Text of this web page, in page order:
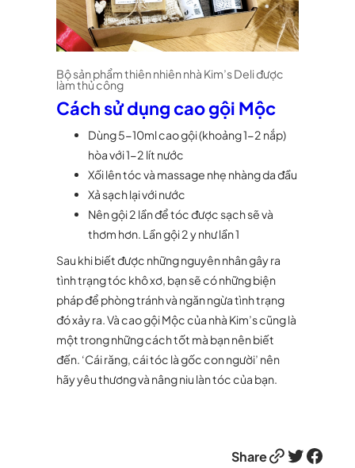
Bộ sản phẩm thiên nhiên nhà Kim’s Deli được
làm thủ công
Cách sử dụng cao gội Mộc
Dùng 5-10ml cao gội (khoảng 1-2 nắp)
hòa với 1-2 lít nước
Xối lên tóc và massage nhẹ nhàng da đầu
Xả sạch lại với nước
Nên gội 2 lần để tóc được sạch sẽ và
thơm hơn. Lần gội 2 y như lần 1
Sau khi biết được những nguyên nhân gây ra
tình trạng tóc khô xơ, bạn sẽ có những biện
pháp để phòng tránh và ngăn ngừa tình trạng
đó xảy ra. Và cao gội Mộc của nhà Kim’s cũng là
một trong những cách tốt mà bạn nên biết
đến. ‘Cái răng, cái tóc là gốc con người’ nên
hãy yêu thương và nâng niu làn tóc của bạn.
ShareLink Twitter Facebook